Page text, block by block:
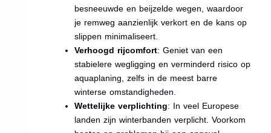
besneeuwde en beijzelde wegen, waardoor
je remweg aanzienlijk verkort en de kans op
slippen minimaliseert.
Verhoogd rijcomfort: Geniet van een
stabielere wegligging en verminderd risico op
aquaplaning, zelfs in de meest barre
winterse omstandigheden.
Wettelijke verplichting: In veel Europese
landen zijn winterbanden verplicht. Voorkom